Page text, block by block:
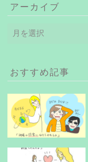
アーカイブ
ー
ブ
おすすめ記事